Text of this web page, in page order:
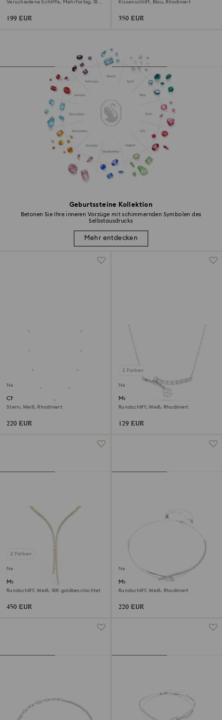
Geburtssteine Kollektion
Betonen Sie Ihre inneren Vorzüge mit schimmernden Symbolen des
Selbstausdrucks
Mehr entdecken
Verschiedene Schliffe, Mehrfarbig, 18K
199 EUR
Kissenschliff, Blau, Rhodiniert
350 EUR
Neu
Chroma lange Halskette
Stern, Weiß, Rhodiniert
220 EUR
2 Farben
Neu
Matrix Halskette
Rundschliff, Weiß, Rhodiniert
129 EUR
2 Farben
Neu
Matrix Y-Halskette
Rundschliff, Weiß, 18K goldbeschichtet
450 EUR
Neu
Matrix Halskette
Rundschliff, Weiß, Rhodiniert
220 EUR